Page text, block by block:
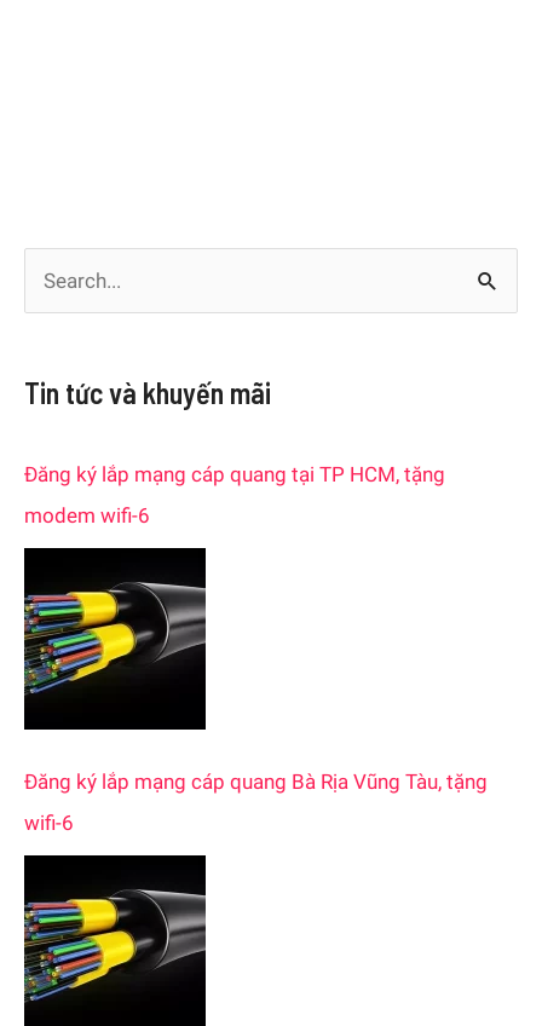
r
:
Tin tức và khuyến mãi
Đăng ký lắp mạng cáp quang tại TP HCM, tặng
modem wifi-6
Đăng ký lắp mạng cáp quang Bà Rịa Vũng Tàu, tặng
wifi-6